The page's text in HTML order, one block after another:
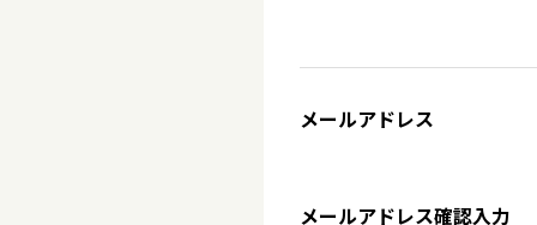
メールアドレス
メールアドレス確認入力